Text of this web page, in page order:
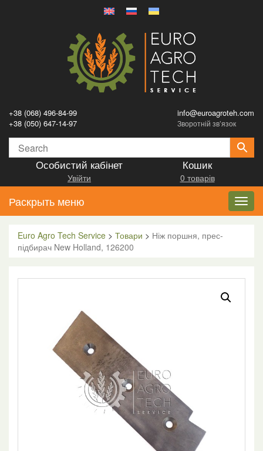
+38 (068) 496-84-99
+38 (050) 647-14-97
info@euroagroteh.com
Зворотній зв’язок
Особистий кабінет
Увійти
Кошик
0 товарів
Раскрыть меню
Euro Agro Tech Service > Товари > Ніж поршня, прес-
підбирач New Holland, 126200